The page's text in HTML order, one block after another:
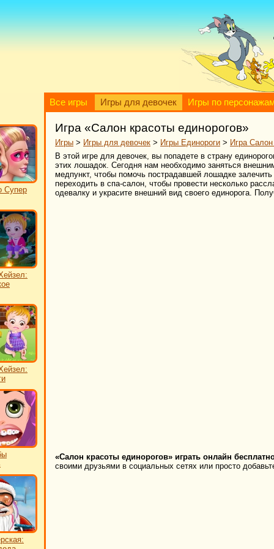
Все игры Игры для девочек Игры по
Супер
Игра «Салон красоты единорогов»
Игры > Игры для девочек > Игры Единороги > Игра
В этой игре для девочек, вы попадете в страну
этих лошадок. Сегодня нам необходимо заняться
медпункт, чтобы помочь пострадавшей лошадке
переходить в спа-салон, чтобы провести несколько
одевалку и украсите внешний вид своего единорога.
«Салон красоты единорогов» играть онлайн
своими друзьями в социальных сетях или просто